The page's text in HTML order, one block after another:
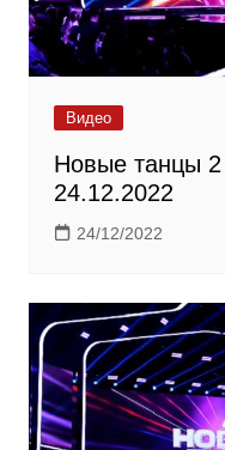
Видео
Новые танцы 2
24.12.2022
24/12/2022